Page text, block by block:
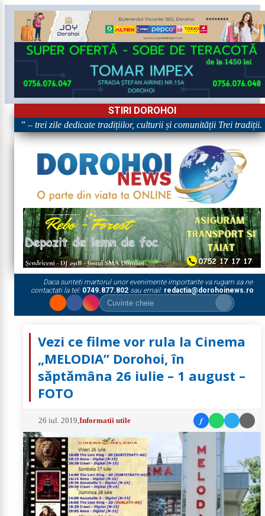
STIRI DOROHOI
– trei zile dedicate tradițiilor, culturii și comunității Trei tradiții.
Daca sunteti martorul unor evenimente importante va rugam sa ne
contactati la tel: 0749.877.802sau email: redactia@dorohoinews.ro
Vezi ce filme vor rula la Cinema
„MELODIA” Dorohoi, în
săptămâna 26 iulie – 1 august –
FOTO
26 iul. 2019 ,Informatii utile f